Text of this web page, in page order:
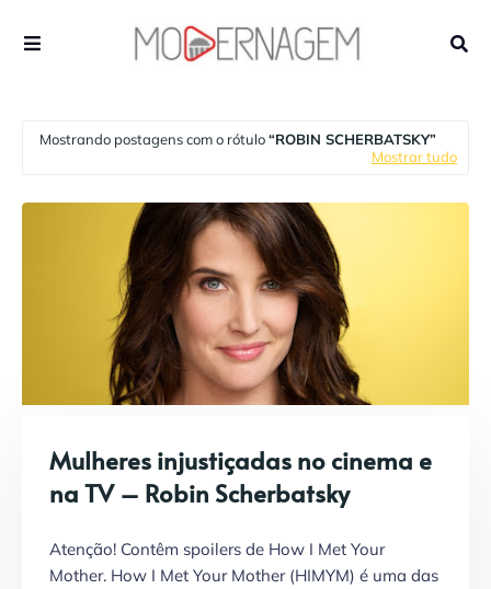
Mostrando postagens com o rótulo
ROBIN SCHERBATSKY
Mostrar tudo
Mulheres injustiçadas no cinema e
na TV – Robin Scherbatsky
Atenção! Contêm spoilers de How I Met Your
Mother. How I Met Your Mother (HIMYM) é uma das